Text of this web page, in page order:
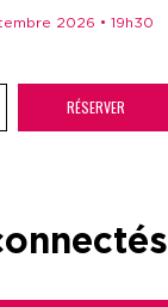
2026 • 19h30
RÉSERVER